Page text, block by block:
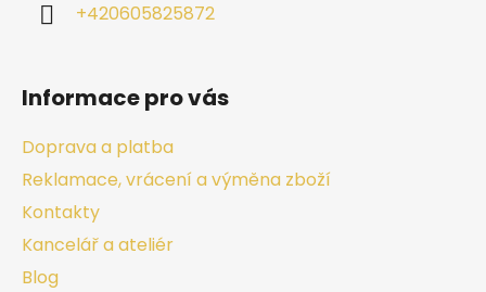
+420605825872
Informace pro vás
Doprava a platba
Reklamace, vrácení a výměna zboží
Kontakty
Kancelář a ateliér
Blog